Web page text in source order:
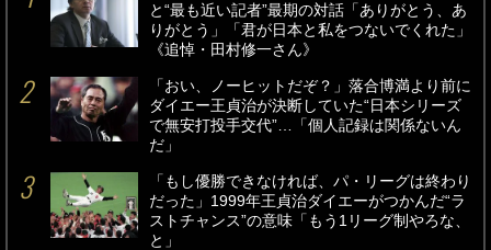
と“最も近い記者”最期の対話「ありがとう、あ
りがとう」「君が日本と私をつないでくれた」
《追悼・田村修一さん》
「おい、ノーヒットだぞ？」落合博満より前に
ダイエー王貞治が決断していた“日本シリーズ
で無安打投手交代”…「個人記録は関係ないん
だ」
「もし優勝できなければ、パ・リーグは終わり
だった」1999年王貞治ダイエーがつかんだ“ラ
ストチャンス”の意味「もう1リーグ制やろな、
と」